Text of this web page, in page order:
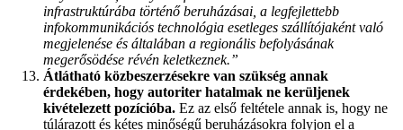
infrastruktúrába történő beruházásai, a legfejlettebb
infokommunikációs technológia esetleges szállítójaként való
megjelenése és általában a regionális befolyásának
megerősödése révén keletkeznek.”
Átlátható közbeszerzésekre van szükség annak
érdekében, hogy autoriter hatalmak ne kerüljenek
kivételezett pozícióba. Ez az első feltétele annak is, hogy ne
túlárazott és kétes minőségű beruházásokra folyjon el a